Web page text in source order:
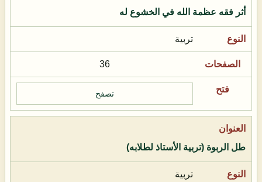
أثر فقه عظمة الله في الخشوع له
تربية
36
تصفح
طل الربوة (تربية الأستاذ لطلابه)
تربية